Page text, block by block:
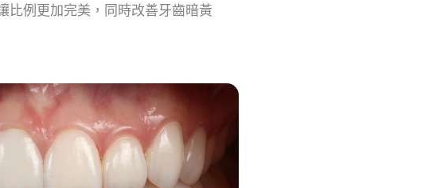
比例更加完美，同時改善牙齒暗黃